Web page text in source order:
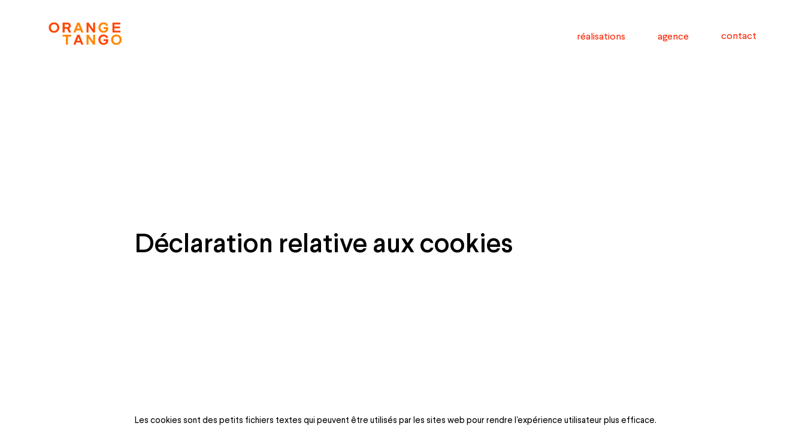
réalisations agence contact
Déclaration relative aux cookies
Les cookies sont des petits fichiers textes qui peuvent être utilisés par les sites web pour rendre l'expérience utilisateur plus efficace.